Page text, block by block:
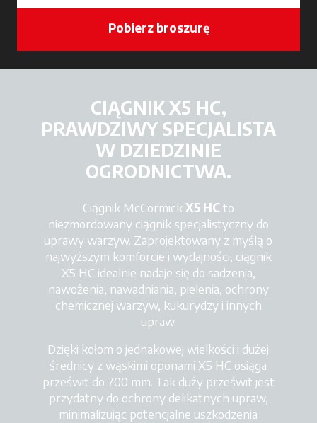
Pobierz broszurę
CIĄGNIK X5 HC,
PRAWDZIWY SPECJALISTA
W DZIEDZINIE
OGRODNICTWA.
Ciągnik McCormickX5 HCto
niezmordowany ciągnik specjalistyczny do
uprawy warzyw. Zaprojektowany z myślą o
najwyższym komforcie i wydajności, ciągnik
X5 HC idealnie nadaje się do sadzenia,
nawożenia, nawadniania, pielenia, ochrony
chemicznej warzyw, kukurydzy i innych
upraw.
Dzięki kołom o jednakowej wielkości i dużej
średnicy z wąskimi oponami X5 HC osiąga
prześwit do 700 mm. Tak duży prześwit jest
przydatny do ochrony delikatnych upraw,
minimalizując potencjalne uszkodzenia